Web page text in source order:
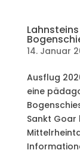
14. Januar
Ausflug
eine
Sankt